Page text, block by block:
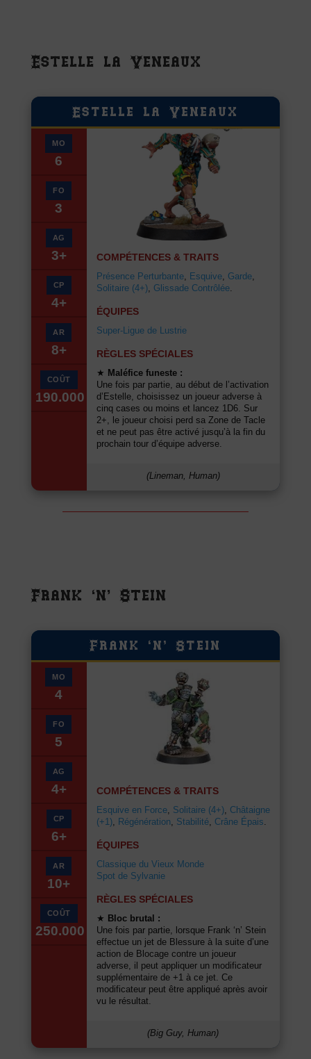
Estelle la Veneaux
Estelle la Veneaux
MO
6
FO
3
AG
3+
CP
4+
AR
8+
COÛT
190.000
COMPÉTENCES & TRAITS
Présence Perturbante, Esquive, Garde,
Solitaire (4+), Glissade Contrôlée.
ÉQUIPES
Super-Ligue de Lustrie
RÈGLES SPÉCIALES
★ Maléfice funeste :
Une fois par partie, au début de l’activation
d’Estelle, choisissez un joueur adverse à
cinq cases ou moins et lancez 1D6. Sur
2+, le joueur choisi perd sa Zone de Tacle
et ne peut pas être activé jusqu’à la fin du
prochain tour d’équipe adverse.
(Lineman, Human)
Frank ‘n’ Stein
Frank ‘n’ Stein
MO
4
FO
5
AG
4+
CP
6+
AR
10+
COÛT
250.000
COMPÉTENCES & TRAITS
Esquive en Force, Solitaire (4+), Châtaigne
(+1), Régénération, Stabilité, Crâne Épais.
ÉQUIPES
Classique du Vieux Monde
Spot de Sylvanie
RÈGLES SPÉCIALES
★ Bloc brutal :
Une fois par partie, lorsque Frank ‘n’ Stein
effectue un jet de Blessure à la suite d’une
action de Blocage contre un joueur
adverse, il peut appliquer un modificateur
supplémentaire de +1 à ce jet. Ce
modificateur peut être appliqué après avoir
vu le résultat.
(Big Guy, Human)